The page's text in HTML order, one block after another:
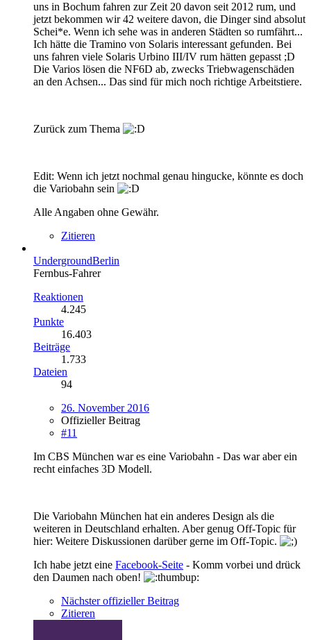
uns in Bochum fahren zur Zeit 20 davon seit 2012 rum, und
jetzt bekommen wir 42 weitere davon, die Dinger sind absolut
Schei*e. Wenn ich sehe was in anderen Städten so rumfährt...
Ich hätte die Tramino von Solaris interessant gefunden. Bei
uns fahren viele Solaris Urbino III/IV rum hätten gepasst ;D
Die Varios lösen die NF6D ab, zwecks Triebwagenschäden
an den Achsen... Das sind für mich noch richtige Arbeitstiere.
Zurück zum Thema
Edit: Wenn ich jetzt nochmal genau hingucke, könnte es doch
die Variobahn sein
Alle Angaben ohne Gewähr.
Zitieren
UndergroundBerlin
Fernbus-Fahrer
Reaktionen
4.245
Punkte
16.403
Beiträge
1.733
Dateien
94
26. November 2016
Offizieller Beitrag
#11
Im CBS München war es eine Variobahn - Das war aber ein
recht einfaches 3D Modell.
Die Variobahn München hat ein anderes Design als die
weiteren in Deutschland erhalten. Aber genug Off-Topic für
hier: Weitere Diskussionen darüber gerne im Off-Topic.
Ich habe jetzt eine Facebook-Seite - Komm vorbei und drück
den Daumen nach oben!
Nächster offizieller Beitrag
Zitieren